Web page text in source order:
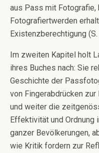
aus Pass mit
Fotografiertwerden
Existenzberechtigung (S.
Im zweiten Kapitel holt
ihres Buches nach: Sie
Geschichte der
von Fingerabdrücken
und weiter die
Effektivität und Ordnung
ganzer Bevölkerungen,
wie Kritik fordern zur